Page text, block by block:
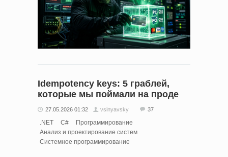
Idempotency keys: 5 граблей,
которые мы поймали на проде
27.05.2026 01:32 vsinyavsky 37
.NET C#
Программирование
Анализ и проектирование систем
Системное программирование